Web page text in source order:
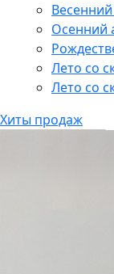
Осенний
Лето со
Лето со
Хиты продаж